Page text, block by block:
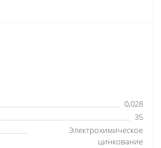
0,028
35
Электрохимическое
цинкование